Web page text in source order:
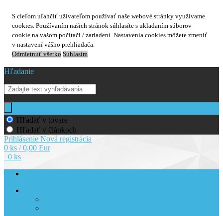
S cieľom uľahčiť užívateľom používať naše webové stránky využívame
cookies. Používaním našich stránok súhlasíte s ukladaním súborov
cookie na vašom počítači / zariadení. Nastavenia cookies môžete zmeniť
v nastavení vášho prehliadača.
Odmietnuť všetko Súhlasím
Hľadanie
Hľadať v tovare
Hľadať v článkoch
Prihlásenie Nová registrácia
0 ks / 0,00 Eur
0 ks